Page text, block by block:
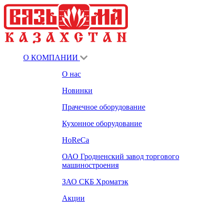
О КОМПАНИИ
О нас
Новинки
Прачечное оборудование
Кухонное оборудование
HoReCa
ОАО Гродненский завод торгового
машиностроения
ЗАО СКБ Хроматэк
Акции